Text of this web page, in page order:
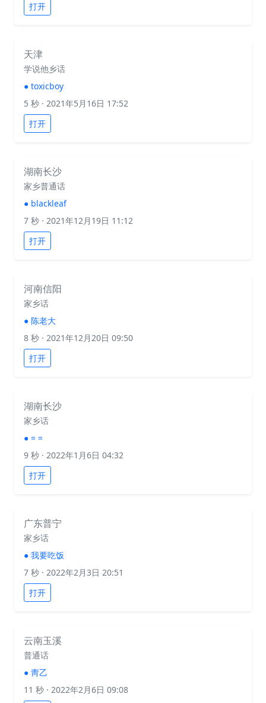
打开
天津
学说他乡话
● toxicboy
5 秒 · 2021年5月16日 17:52
打开
湖南长沙
家乡普通话
● blackleaf
7 秒 · 2021年12月19日 11:12
打开
河南信阳
家乡话
● 陈老大
8 秒 · 2021年12月20日 09:50
打开
湖南长沙
家乡话
● = =
9 秒 · 2022年1月6日 04:32
打开
广东普宁
家乡话
● 我要吃饭
7 秒 · 2022年2月3日 20:51
打开
云南玉溪
普通话
● 靑乙
11 秒 · 2022年2月6日 09:08